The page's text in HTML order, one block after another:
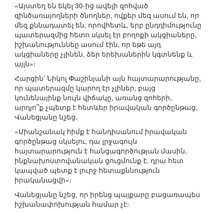
«Այստեղ են եկել 30-ից ավելի զոհված
զինծառայողների ծնողներ, ովքեր մեզ ասում են, որ
մեզ քննադատել են, որովհետև, երբ ընդդիմությունը
պատերազմից հետո սկսել էր բողոքի ակցիաները,
իշխանություննեը ասում էին, որ եթե այդ
ակցիաները չլինեն, ձեր երեխաներին կգտնենք և
այլն»։
Հարցին՝ Նիկոլ Փաշինյանի այն հայտարարությանը,
որ պատերազմը կարող էր չլիներ, բայց
կունենայինք նույն վիճակը, առանց զոհերի,
արդյո՞ք չպետք է հետևեր իրավական գործընթաց,
Վանեցյանը նշեց․
«Միանշանակ հիմք է հանդիսանում իրավական
գործընթաց սկսելու, դա լրջագույն
հայտարարություն է հանցագործության մասին,
ինքնախոստովանական ցուցմունք է, դրա հետ
կապված պետք է լուրջ հետաքննություն
իրականացվի»։
Վանեցյանը նշեց, որ իրենց պայքարը բացառապես
իշխանափոխության համար չէ։